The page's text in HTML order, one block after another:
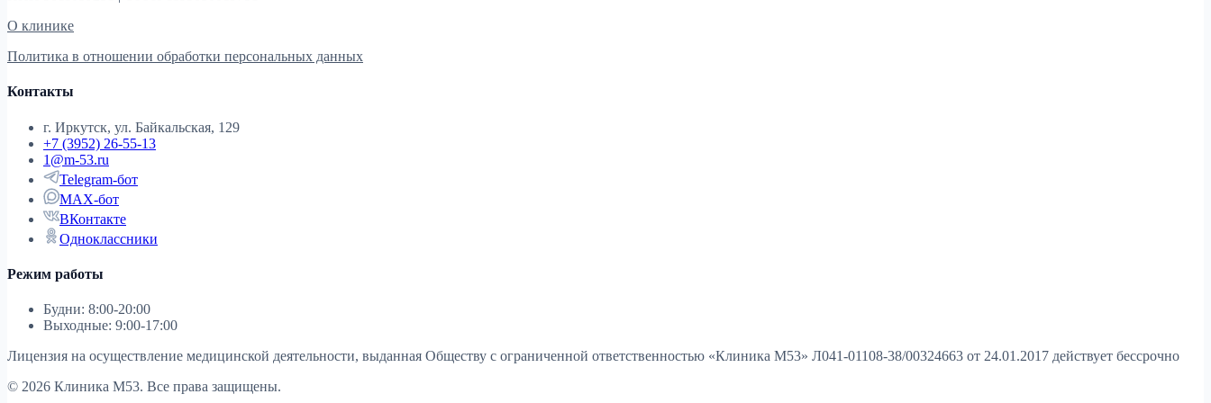
О клинике
Политика в отношении обработки персональных данных
Контакты
г. Иркутск, ул. Байкальская, 129
+7 (3952) 26-55-13
1@m-53.ru
Telegram-бот
MAX-бот
ВКонтакте
Одноклассники
Режим работы
Будни: 8:00-20:00
Выходные: 9:00-17:00
Лицензия на осуществление медицинской деятельности, выданная Обществу с ограниченной ответственностью «Клиника М53» Л041-01108-38/00324663 от 24.01.2017 действует бессрочно
© 2026 Клиника М53. Все права защищены.